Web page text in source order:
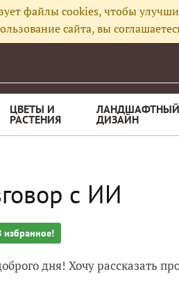
файлы cookies, чтобы
сайта, вы
ЦВЕТЫ И
РАСТЕНИЯ
ЛАНДШАФТНЫЙ
ДИЗАЙН
с ИИ
избранное!
дня! Хочу рассказать